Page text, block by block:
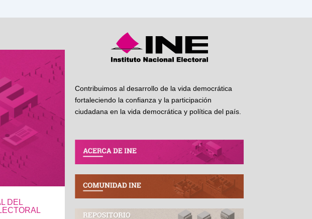
DEL
Contribuimos al desarrollo de la vida democrática
fortaleciendo la confianza y la participación
ciudadana en la vida democrática y política del país.